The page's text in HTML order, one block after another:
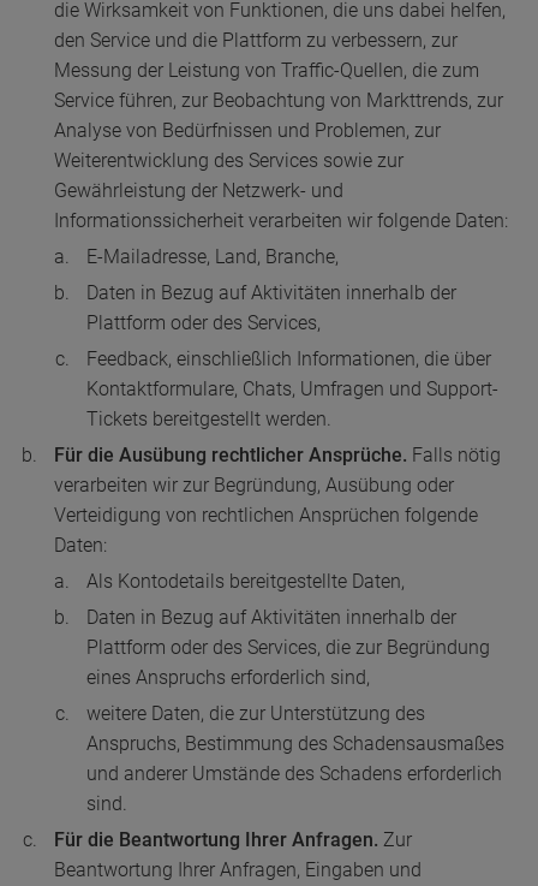
die Wirksamkeit von Funktionen, die uns dabei helfen,
den Service und die Plattform zu verbessern, zur
Messung der Leistung von Traffic-Quellen, die zum
Service führen, zur Beobachtung von Markttrends, zur
Analyse von Bedürfnissen und Problemen, zur
Weiterentwicklung des Services sowie zur
Gewährleistung der Netzwerk- und
Informationssicherheit verarbeiten wir folgende Daten:
E-Mailadresse, Land, Branche,
Daten in Bezug auf Aktivitäten innerhalb der
Plattform oder des Services,
Feedback, einschließlich Informationen, die über
Kontaktformulare, Chats, Umfragen und Support-
Tickets bereitgestellt werden.
Für die Ausübung rechtlicher Ansprüche. Falls nötig
verarbeiten wir zur Begründung, Ausübung oder
Verteidigung von rechtlichen Ansprüchen folgende
Daten:
Als Kontodetails bereitgestellte Daten,
Daten in Bezug auf Aktivitäten innerhalb der
Plattform oder des Services, die zur Begründung
eines Anspruchs erforderlich sind,
weitere Daten, die zur Unterstützung des
Anspruchs, Bestimmung des Schadensausmaßes
und anderer Umstände des Schadens erforderlich
sind.
Für die Beantwortung Ihrer Anfragen. Zur
Beantwortung Ihrer Anfragen, Eingaben und